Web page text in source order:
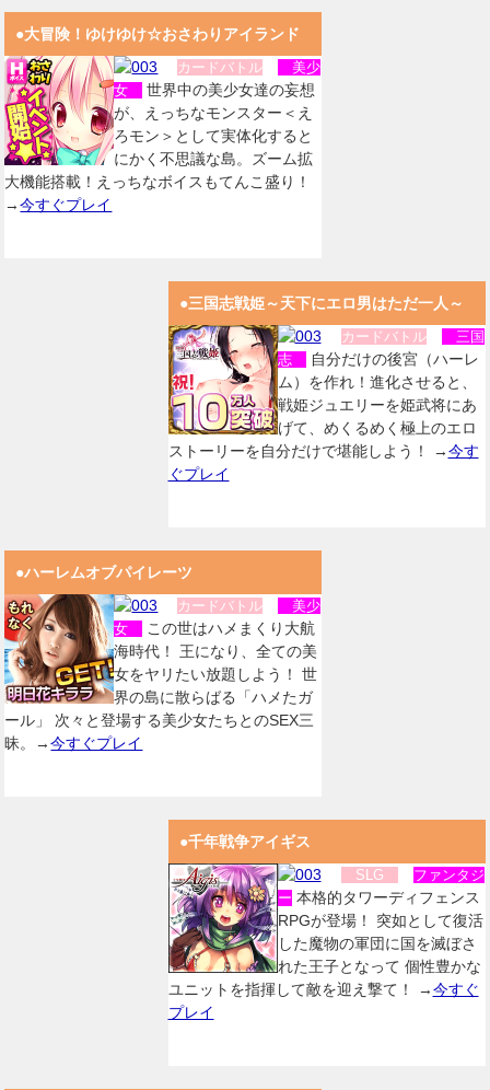
●大冒険！ゆけゆけ☆おさわりアイランド
カードバトル
美少
女
世界中の美少女達の妄想
が、えっちなモンスター＜え
ろモン＞として実体化すると
にかく不思議な島。ズーム拡
大機能搭載！えっちなボイスもてんこ盛り！
→今すぐプレイ
●三国志戦姫～天下にエロ男はただ一人～
カードバトル
三国
志
自分だけの後宮（ハーレ
ム）を作れ！進化させると、
戦姫ジュエリーを姫武将にあ
げて、めくるめく極上のエロ
ストーリーを自分だけで堪能しよう！ →今す
ぐプレイ
●ハーレムオブパイレーツ
カードバトル
美少
女
この世はハメまくり大航
海時代！ 王になり、全ての美
女をヤリたい放題しよう！ 世
界の島に散らばる「ハメたガ
ール」 次々と登場する美少女たちとのSEX三
昧。→今すぐプレイ
●千年戦争アイギス
SLG
ファンタジ
ー 本格的タワーディフェンス
RPGが登場！ 突如として復活
した魔物の軍団に国を滅ぼさ
れた王子となって 個性豊かな
ユニットを指揮して敵を迎え撃て！ →今すぐ
プレイ